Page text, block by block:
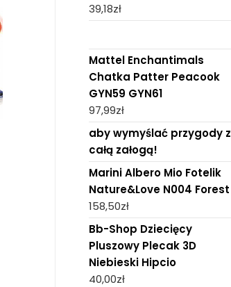
39,18zł
Mattel Enchantimals
Chatka Patter Peacook
GYN59 GYN61
97,99zł
aby wymyślać przygody z
całą załogą!
Marini Albero Mio Fotelik
Nature&Love N004 Forest
158,50zł
Bb-Shop Dziecięcy
Pluszowy Plecak 3D
Niebieski Hipcio
40,00zł